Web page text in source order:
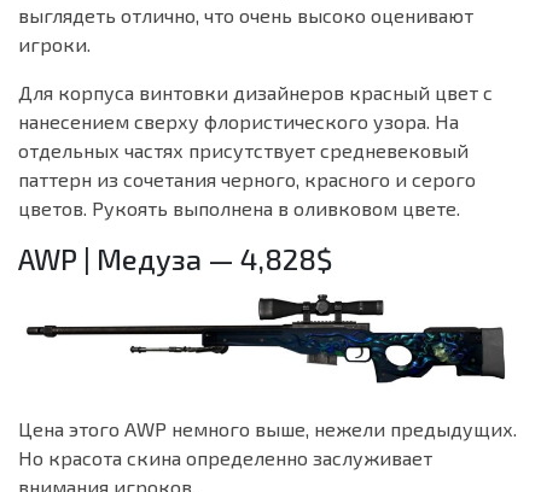
выглядеть отлично, что очень высоко оценивают
игроки.
Для корпуса винтовки дизайнеров красный цвет с
нанесением сверху флористического узора. На
отдельных частях присутствует средневековый
паттерн из сочетания черного, красного и серого
цветов. Рукоять выполнена в оливковом цвете.
AWP | Медуза — 4,828$
Цена этого AWP немного выше, нежели предыдущих.
Но красота скина определенно заслуживает
внимания игроков.